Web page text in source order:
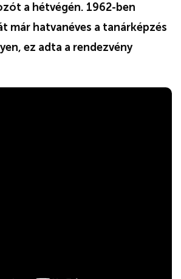
a hétvégén. 1962-ben
már hatvanéves a tanárképzés
ez adta a rendezvény